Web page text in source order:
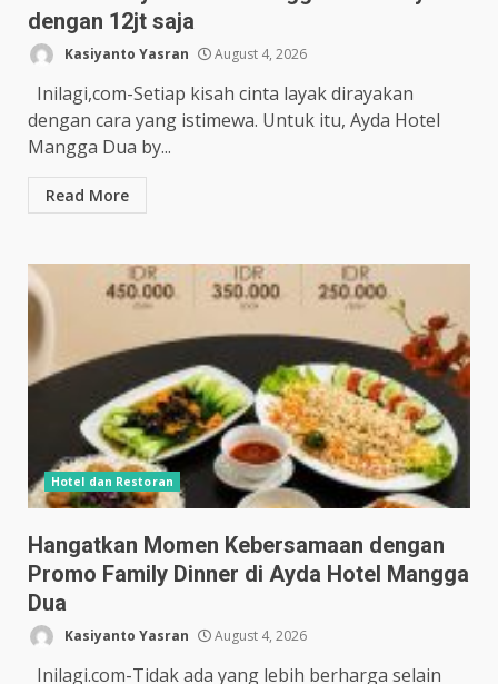
dengan 12jt saja
Kasiyanto Yasran August 4, 2026
Inilagi,com-Setiap kisah cinta layak dirayakan
dengan cara yang istimewa. Untuk itu, Ayda Hotel
Mangga Dua by...
Read More
Hotel dan Restoran
Hangatkan Momen Kebersamaan dengan
Promo Family Dinner di Ayda Hotel Mangga
Dua
Kasiyanto Yasran August 4, 2026
Inilagi.com-Tidak ada yang lebih berharga selain